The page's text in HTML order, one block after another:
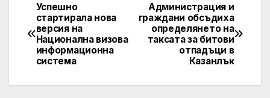
Post
navigation
Администрация и
граждани обсъдиха
определянето на
таксата за битови
отпадъци в
Казанлък
Успешно
стартирала нова
версия на
Национална визова
информационна
система